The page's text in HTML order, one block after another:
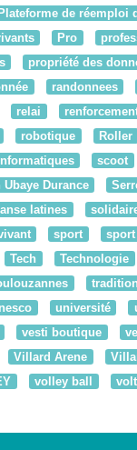
Plateforme de réemploi
Pro
propriété des
randonnees
relai
robotique Roller
scoot
Durance
latines
sport sport
Tech Technologie
tradition
université
vesti boutique
Villard Arene
volley ball